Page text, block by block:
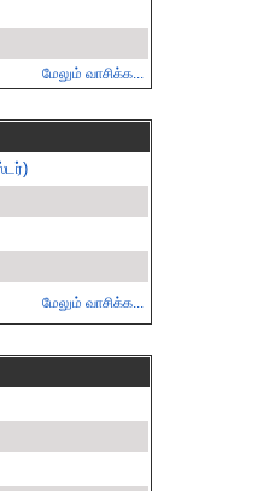
மேலும் வாசிக்க...
மேலும் வாசிக்க...